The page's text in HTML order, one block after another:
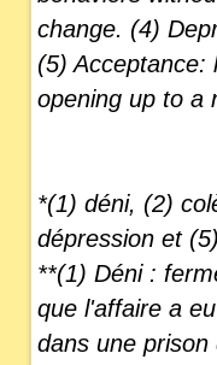
change. (4)
(5) Acceptance:
opening up to a
*(1) déni, (2)
dépression et
**(1) Déni :
que l'affaire a
dans une